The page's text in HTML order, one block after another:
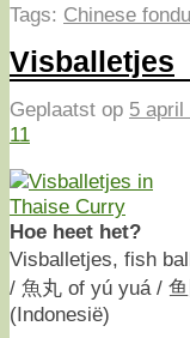
Tags: Chinese
Visballetjes
Geplaatst op 5 april
11
Hoe heet het?
Visballetjes, fish
/ 魚丸 of yú yuá /
(Indonesië)